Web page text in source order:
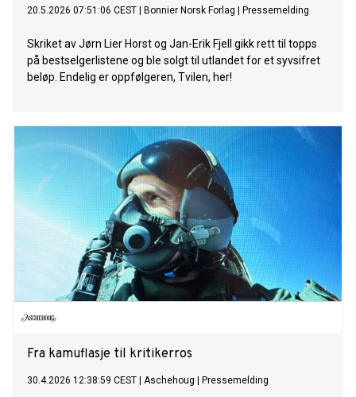
20.5.2026 07:51:06 CEST Bonnier Norsk Forlag Pressemelding
Skriket av Jørn Lier Horst og Jan-Erik Fjell gikk rett til topps
på bestselgerlistene og ble solgt til utlandet for et syvsifret
beløp. Endelig er oppfølgeren, Tvilen, her!
Fra kamuflasje til kritikerros
30.4.2026 12:38:59 CEST Aschehoug Pressemelding